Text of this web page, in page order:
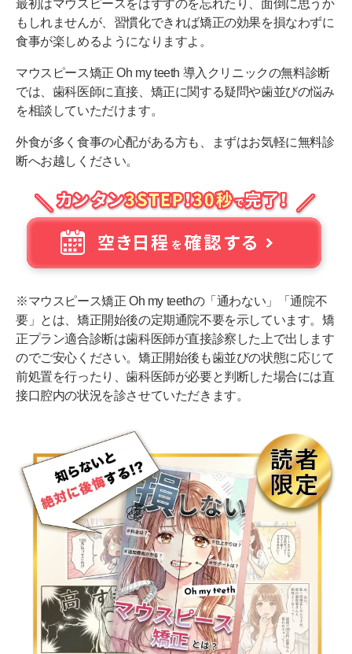
最初はマウスピースをはずすのを忘れたり、面倒に思うか
もしれませんが、習慣化できれば矯正の効果を損なわずに
食事が楽しめるようになりますよ。
マウスピース矯正 Oh my teeth 導入クリニックの無料診断
では、歯科医師に直接、矯正に関する疑問や歯並びの悩み
を相談していただけます。
外食が多く食事の心配がある方も、まずはお気軽に無料診
断へお越しください。
※マウスピース矯正 Oh my teethの「通わない」「通院不
要」とは、矯正開始後の定期通院不要を示しています。矯
正プラン適合診断は歯科医師が直接診察した上で出します
のでご安心ください。矯正開始後も歯並びの状態に応じて
前処置を行ったり、歯科医師が必要と判断した場合には直
接口腔内の状況を診させていただきます。